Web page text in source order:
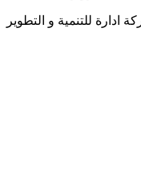
للتنمية و التطوير